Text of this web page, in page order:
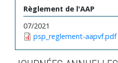
Règlement de l'AAP
07/2021
psp_reglement-aapvf.pdf